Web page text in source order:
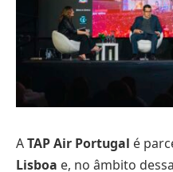
ATAP Air Portugal é
Lisboa e, no âmbito